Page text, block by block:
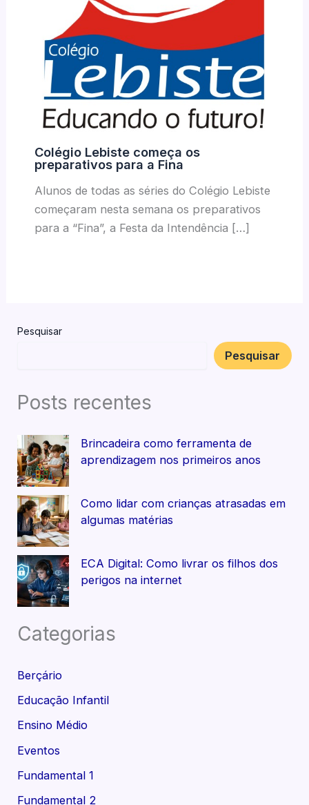
Colégio Lebiste começa os
preparativos para a Fina
Alunos de todas as séries do Colégio Lebiste
começaram nesta semana os preparativos
para a “Fina”, a Festa da Intendência […]
Pesquisar
Pesquisar
Posts recentes
Brincadeira como ferramenta de
aprendizagem nos primeiros anos
Como lidar com crianças atrasadas em
algumas matérias
ECA Digital: Como livrar os filhos dos
perigos na internet
Categorias
Berçário
Educação Infantil
Ensino Médio
Eventos
Fundamental 1
Fundamental 2